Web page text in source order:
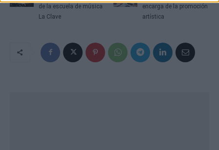
de la escuela de música
La Clave
encarga de la promoción
artística